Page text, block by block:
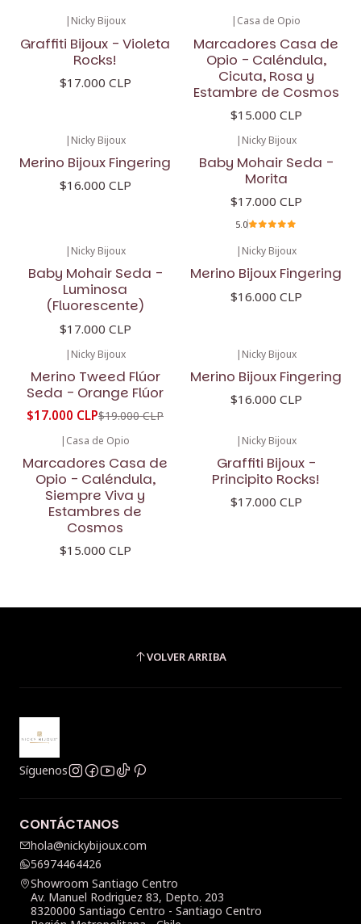
| Nicky Bijoux
Graffiti Bijoux - Violeta
Rocks!
$17.000 CLP
| Casa de Opio
Marcadores Casa de
Opio - Caléndula,
Cicuta, Rosa y
Estambre de Cosmos
$15.000 CLP
| Nicky Bijoux
Merino Bijoux Fingering
$16.000 CLP
| Nicky Bijoux
Baby Mohair Seda -
Morita
$17.000 CLP
5.0
| Nicky Bijoux
Baby Mohair Seda -
Luminosa
(Fluorescente)
$17.000 CLP
| Nicky Bijoux
Merino Bijoux Fingering
$16.000 CLP
| Nicky Bijoux
Merino Tweed Flúor
Seda - Orange Flúor
$17.000 CLP$19.000 CLP
| Nicky Bijoux
Merino Bijoux Fingering
$16.000 CLP
| Casa de Opio
Marcadores Casa de
Opio - Caléndula,
Siempre Viva y
Estambres de
Cosmos
$15.000 CLP
| Nicky Bijoux
Graffiti Bijoux -
Principito Rocks!
$17.000 CLP
VOLVER ARRIBA
Síguenos
CONTÁCTANOS
hola@nickybijoux.com
56974464426
Showroom Santiago Centro
Av. Manuel Rodriguez 83, Depto. 203
8320000 Santiago Centro - Santiago Centro